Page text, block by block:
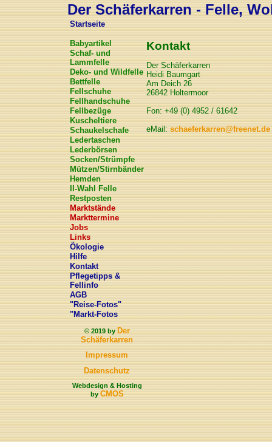
Der Schäferkarren - Felle,
Startseite
Babyartikel
Schaf- und
Lammfelle
Deko- und Wildfelle
Bettfelle
Fellschuhe
Fellhandschuhe
Fellbezüge
Kuscheltiere
Schaukelschafe
Ledertaschen
Lederbörsen
Socken/Strümpfe
Mützen/Stirnbänder
Hemden
II-Wahl Felle
Restposten
Marktstände
Markttermine
Jobs
Links
Ökologie
Hilfe
Kontakt
Pflegetipps &
Fellinfo
AGB
"Reise-Fotos"
"Markt-Fotos
© 2019 byDer
Schäferkarren
Impressum
Datenschutz
Webdesign & Hosting
byCMOS
Kontakt
Der Schäferkarren
Heidi Baumgart
Am Deich 26
26842 Holtermoor
Fon: +49 (0) 4952 / 61642
eMail: schaeferkarren@freenet.de